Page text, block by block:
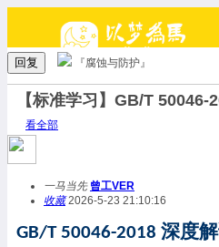
回复 『腐蚀与防护』
【标准学习】GB/T 50046-
看全部
一马当先 曾工VER
收藏2026-5-23 21:10:16
GB/T 50046-2018 深度